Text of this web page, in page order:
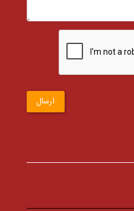
ارسال